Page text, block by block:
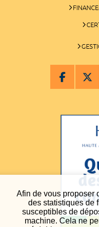
Afin de vous proposer
des statistiques de
susceptibles de
machine. Cela ne